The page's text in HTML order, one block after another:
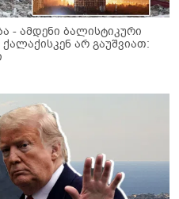
- ამდენი ბალისტიკური
არ გაუშვიათ: